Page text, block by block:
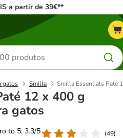
a partir de 39€**
gatos Smilla Smilla Essentials Paté
12 x 400 g
gatos
to 5: 3.3/5
(49)